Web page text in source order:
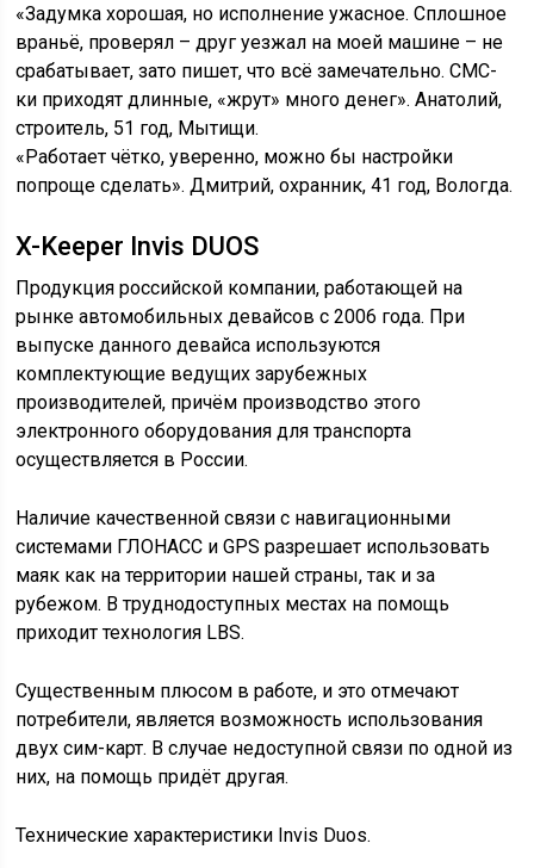
«Задумка хорошая, но исполнение ужасное. Сплошное
враньё, проверял – друг уезжал на моей машине – не
срабатывает, зато пишет, что всё замечательно. СМС-
ки приходят длинные, «жрут» много денег». Анатолий,
строитель, 51 год, Мытищи.
«Работает чётко, уверенно, можно бы настройки
попроще сделать». Дмитрий, охранник, 41 год, Вологда.
X-Keeper Invis DUOS
Продукция российской компании, работающей на
рынке автомобильных девайсов с 2006 года. При
выпуске данного девайса используются
комплектующие ведущих зарубежных
производителей, причём производство этого
электронного оборудования для транспорта
осуществляется в России.
Наличие качественной связи с навигационными
системами ГЛОНАСС и GPS разрешает использовать
маяк как на территории нашей страны, так и за
рубежом. В труднодоступных местах на помощь
приходит технология LBS.
Существенным плюсом в работе, и это отмечают
потребители, является возможность использования
двух сим-карт. В случае недоступной связи по одной из
них, на помощь придёт другая.
Технические характеристики Invis Duos.